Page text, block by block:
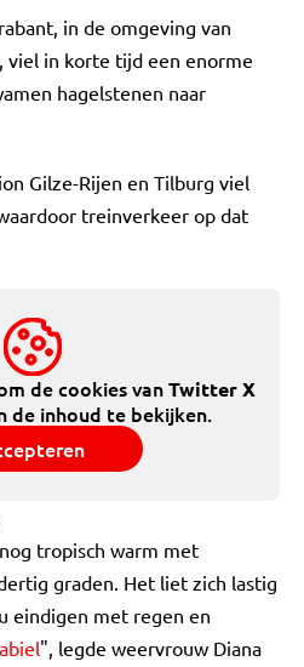
in de omgeving van
viel in korte tijd een enorme
hagelstenen naar
Gilze-Rijen en Tilburg viel
treinverkeer op dat
de cookies vanTwitter X
de inhoud te bekijken.
tropisch warm met
graden. Het liet zich lastig
eindigen met regen en
", legde weervrouw Diana